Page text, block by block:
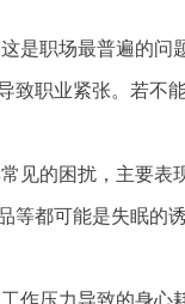
这是职场最普遍的问
致职业紧张。若不
见的困扰，主要表
等都可能是失眠的诱
作压力导致的身心